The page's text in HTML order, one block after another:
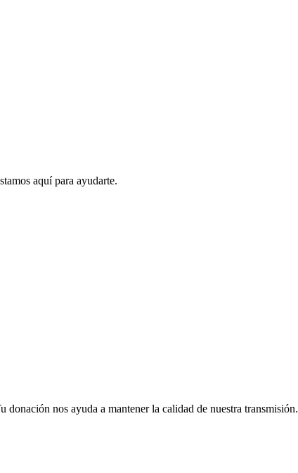
aquí para ayudarte.
nos ayuda a mantener la calidad de nuestra transmisión.